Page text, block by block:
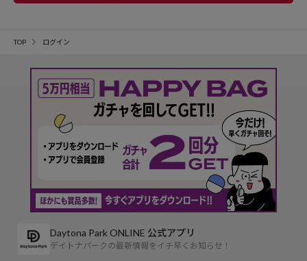
TOP ログイン
Daytona Park ONLINE 公式アプリ
デイトナパークの最新情報をイチ早くお知らせ！